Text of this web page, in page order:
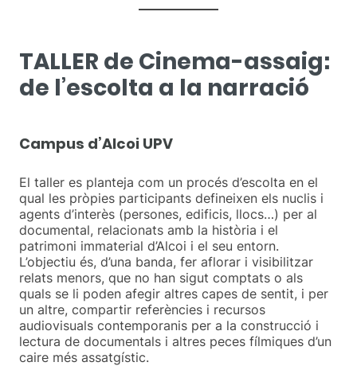
TALLER de Cinema-assaig:
de l’escolta a la narració
Campus d’Alcoi UPV
El taller es planteja com un procés d’escolta en el
qual les pròpies participants defineixen els nuclis i
agents d’interès (persones, edificis, llocs…) per al
documental, relacionats amb la història i el
patrimoni immaterial d’Alcoi i el seu entorn.
L’objectiu és, d’una banda, fer aflorar i visibilitzar
relats menors, que no han sigut comptats o als
quals se li poden afegir altres capes de sentit, i per
un altre, compartir referències i recursos
audiovisuals contemporanis per a la construcció i
lectura de documentals i altres peces fílmiques d’un
caire més assatgístic.